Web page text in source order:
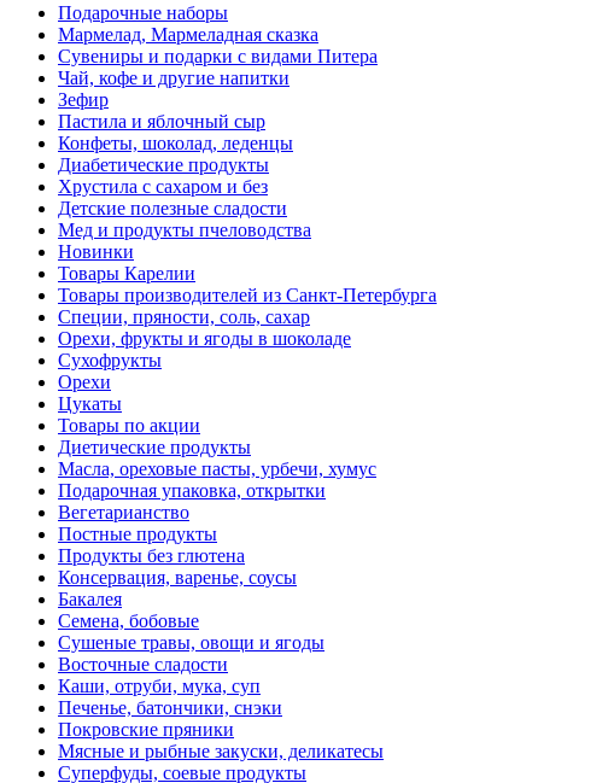
Подарочные наборы
Мармелад, Мармеладная сказка
Сувениры и подарки с видами Питера
Чай, кофе и другие напитки
Зефир
Пастила и яблочный сыр
Конфеты, шоколад, леденцы
Диабетические продукты
Хрустила с сахаром и без
Детские полезные сладости
Мед и продукты пчеловодства
Новинки
Товары Карелии
Товары производителей из Санкт-Петербурга
Специи, пряности, соль, сахар
Орехи, фрукты и ягоды в шоколаде
Сухофрукты
Орехи
Цукаты
Товары по акции
Диетические продукты
Масла, ореховые пасты, урбечи, хумус
Подарочная упаковка, открытки
Вегетарианство
Постные продукты
Продукты без глютена
Консервация, варенье, соусы
Бакалея
Семена, бобовые
Сушеные травы, овощи и ягоды
Восточные сладости
Каши, отруби, мука, суп
Печенье, батончики, снэки
Покровские пряники
Мясные и рыбные закуски, деликатесы
Суперфуды, соевые продукты